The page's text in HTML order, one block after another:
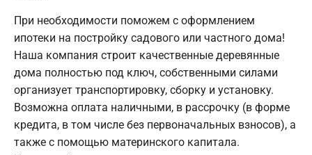
При необходимости поможем с оформлением
ипотеки на постройку садового или частного дома!
Наша компания строит качественные деревянные
дома полностью под ключ, собственными силами
организует транспортировку, сборку и установку.
Возможна оплата наличными, в рассрочку (в форме
кредита, в том числе без первоначальных взносов), а
также с помощью материнского капитала.